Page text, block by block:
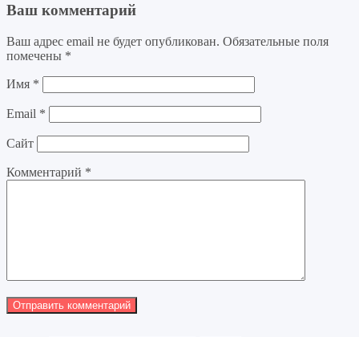
Ваш комментарий
Ваш адрес email не будет опубликован. Обязательные поля
помечены *
Имя *
Email *
Сайт
Комментарий *